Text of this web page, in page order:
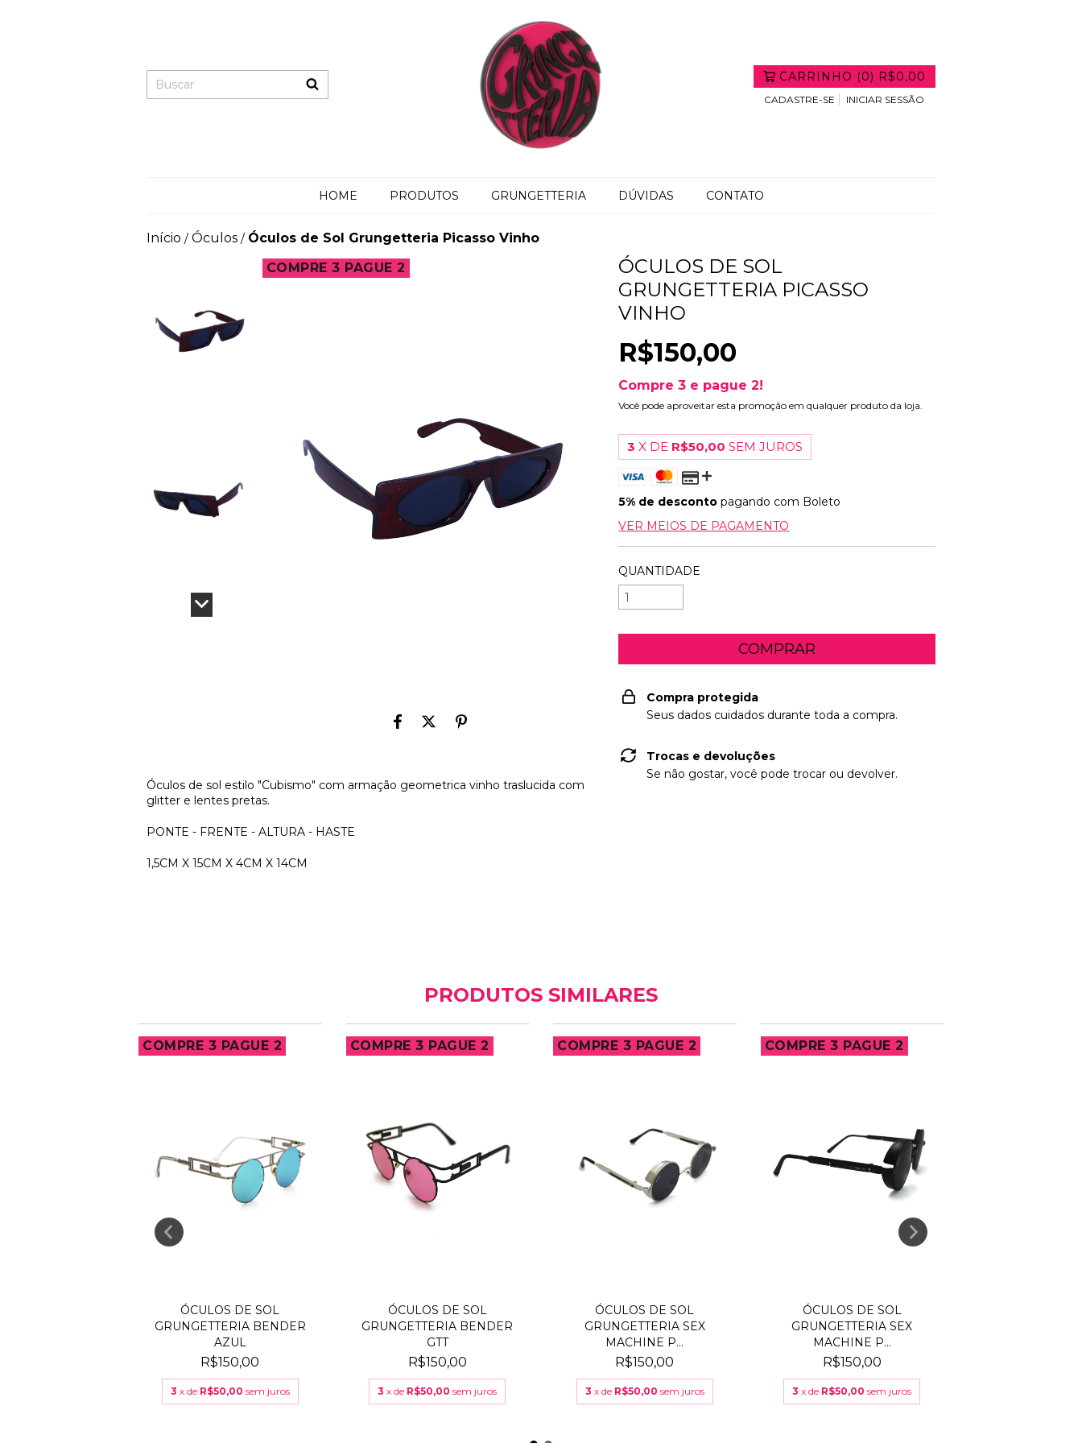
CARRINHO (0) R$0,00
CADASTRE-SE INICIAR SESSÃO
HOME PRODUTOS GRUNGETTERIA DÚVIDAS CONTATO
Início / Óculos / Óculos de Sol Grungetteria Picasso Vinho
COMPRE 3 PAGUE 2
Óculos de sol estilo "Cubismo" com armação geometrica vinho traslucida com
glitter e lentes pretas.
PONTE - FRENTE - ALTURA - HASTE
1,5CM X 15CM X 4CM X 14CM
ÓCULOS DE SOL
GRUNGETTERIA PICASSO
VINHO
R$150,00
Compre 3 e pague 2!
Você pode aproveitar esta promoção em qualquer produto da loja.
3 X DE R$50,00 SEM JUROS
5% de desconto pagando com Boleto
VER MEIOS DE PAGAMENTO
QUANTIDADE
Compra protegida
Seus dados cuidados durante toda a compra.
Trocas e devoluções
Se não gostar, você pode trocar ou devolver.
PRODUTOS SIMILARES
COMPRE 3 PAGUE 2
ÓCULOS DE SOL
GRUNGETTERIA BENDER
AZUL
R$150,00
3 x de R$50,00 sem juros
COMPRE 3 PAGUE 2
ÓCULOS DE SOL
GRUNGETTERIA BENDER
GTT
R$150,00
3 x de R$50,00 sem juros
COMPRE 3 PAGUE 2
ÓCULOS DE SOL
GRUNGETTERIA SEX
MACHINE P...
R$150,00
3 x de R$50,00 sem juros
COMPRE 3 PAGUE 2
ÓCULOS DE SOL
GRUNGETTERIA SEX
MACHINE P...
R$150,00
3 x de R$50,00 sem juros